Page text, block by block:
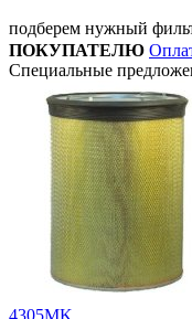
подберем нужный
ПОКУПАТЕЛЮ
Специальные
4305МK